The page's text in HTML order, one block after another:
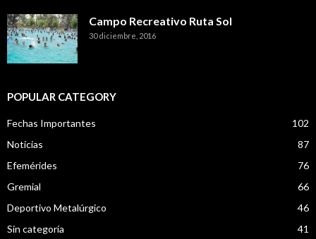
Campo Recreativo Ruta Sol
30 diciembre, 2016
POPULAR CATEGORY
Fechas Importantes
102
Noticias
87
Efemérides
76
Gremial
66
Deportivo Metalúrgico
46
Sin categoría
41